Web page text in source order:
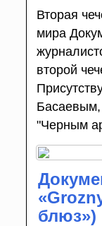
Вторая
мира
второй
"Черным
блюз»)